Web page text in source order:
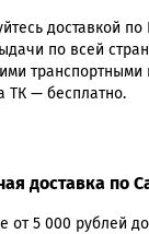
доставкой
по всей
транспортными
ТК — бесплатно.
доставка по
от 5 000 рублей